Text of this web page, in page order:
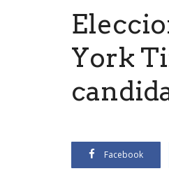
York
Facebook